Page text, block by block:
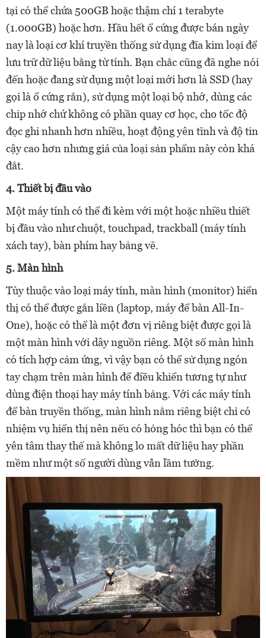
tại có thể chứa 500GB hoặc thậm chí 1 terabyte
(1.000GB) hoặc hơn. Hầu hết ổ cứng được bán ngày
nay là loại cơ khí truyền thống sử dụng đĩa kim loại để
lưu trữ dữ liệu bằng từ tính. Bạn chắc cũng đã nghe nói
đến hoặc đang sử dụng một loại mới hơn là SSD (hay
gọi là ổ cứng rắn), sử dụng một loại bộ nhớ, dùng các
chip nhớ chứ không có phần quay cơ học, cho tốc độ
đọc ghi nhanh hơn nhiều, hoạt động yên tĩnh và độ tin
cậy cao hơn nhưng giá của loại sản phẩm này còn khá
đắt.
4. Thiết bị đầu vào
Một máy tính có thể đi kèm với một hoặc nhiều thiết
bị đầu vào như chuột, touchpad, trackball (máy tính
xách tay), bàn phím hay bảng vẽ.
5. Màn hình
Tùy thuộc vào loại máy tính, màn hình (monitor) hiển
thị có thể được gắn liền (laptop, máy để bàn All-In-
One), hoặc có thể là một đơn vị riêng biệt được gọi là
một màn hình với dây nguồn riêng. Một số màn hình
có tích hợp cảm ứng, vì vậy bạn có thể sử dụng ngón
tay chạm trên màn hình để điều khiển tương tự như
dùng điện thoại hay máy tính bảng. Với các máy tính
để bàn truyền thống, màn hình nằm riêng biệt chỉ có
nhiệm vụ hiển thị nên nếu có hỏng hóc thì bạn có thể
yên tâm thay thế mà không lo mất dữ liệu hay phần
mềm như một số người dùng vẫn lầm tưởng.